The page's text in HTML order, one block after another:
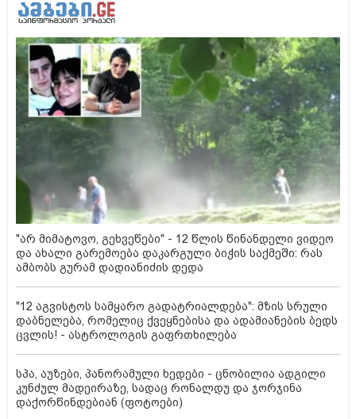
"არ მიმატოვო, გეხვეწები" - 12 წლის წინანდელი ვიდეო
და ახალი გარემოება დაკარგული ბიჭის საქმეში: რას
ამბობს გურამ დადიანიძის დედა
"12 აგვისტოს სამყარო გადატრიალდება": მზის სრული
დაბნელება, რომელიც ქვეყნებისა და ადამიანების ბედს
ცვლის! - ასტროლოგის გაფრთხილება
სპა, აუზები, პანორამული ხედები - ცნობილია ადგილი
კუნძულ მადეირაზე, სადაც რონალდუ და ჯორჯინა
დაქორწინდებიან (ფოტოები)